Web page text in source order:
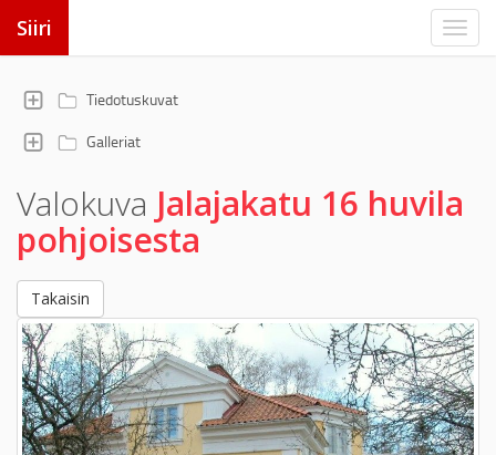
Siiri
Tiedotuskuvat
Galleriat
Valokuva Jalajakatu 16 huvila
pohjoisesta
Takaisin